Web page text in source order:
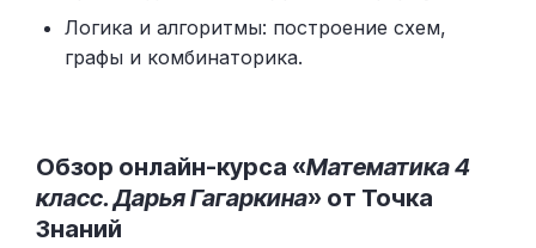
Логика и алгоритмы: построение схем,
графы и комбинаторика.
Обзор онлайн-курса «Математика 4
класс. Дарья Гагаркина» от Точка
Знаний